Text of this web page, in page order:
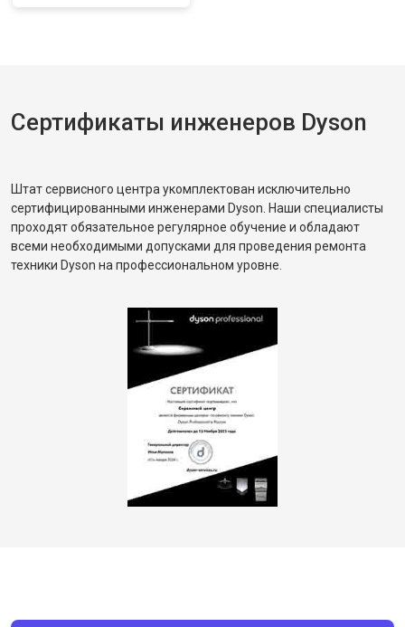
Сертификаты инженеров Dyson
Штат сервисного центра укомплектован исключительно
сертифицированными инженерами Dyson. Наши специалисты
проходят обязательное регулярное обучение и обладают
всеми необходимыми допусками для проведения ремонта
техники Dyson на профессиональном уровне.